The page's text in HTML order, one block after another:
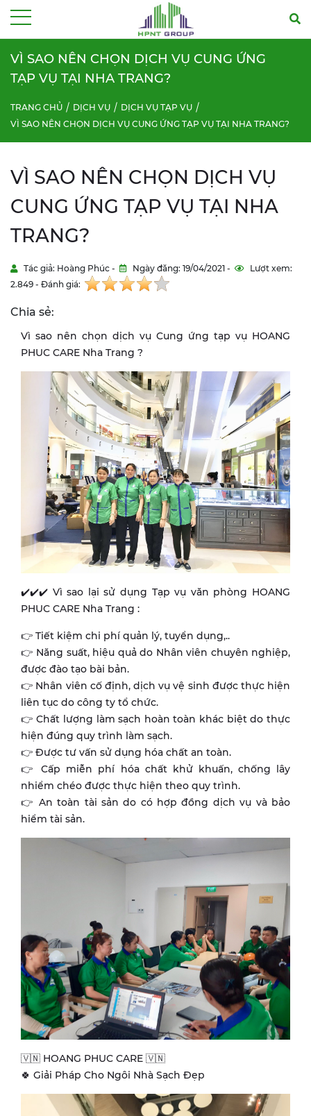
VÌ SAO NÊN CHỌN DỊCH VỤ CUNG ỨNG
TẠP VỤ TẠI NHA TRANG?
TRANG CHỦ DỊCH VỤ
DỊCH VỤ TẠP VỤ
VÌ SAO NÊN CHỌN DỊCH VỤ CUNG ỨNG TẠP VỤ TẠI NHA TRANG?
VÌ SAO NÊN CHỌN DỊCH VỤ
CUNG ỨNG TẠP VỤ TẠI NHA
TRANG?
Tác giả: Hoàng Phúc - Ngày đăng: 19/04/2021 -
Lượt xem:
2.849 - Đánh giá:
Chia sẻ:
Vì sao nên chọn dịch vụ Cung ứng tạp vụ HOANG
PHUC CARE Nha Trang ?
✔️✔️✔️ Vì sao lại sử dụng Tạp vụ văn phòng HOANG
PHUC CARE Nha Trang :
👉 Tiết kiệm chi phí quản lý, tuyển dụng,..
👉 Năng suất, hiệu quả do Nhân viên chuyên nghiệp,
được đào tạo bài bản.
👉 Nhân viên cố định, dịch vụ vệ sinh được thực hiện
liên tục do công ty tổ chức.
👉 Chất lượng làm sạch hoàn toàn khác biệt do thực
hiện đúng quy trình làm sạch.
👉 Được tư vấn sử dụng hóa chất an toàn.
👉 Cấp miễn phí hóa chất khử khuấn, chống lây
nhiểm chéo được thực hiện theo quy trình.
👉 An toàn tài sản do có hợp đồng dịch vụ và bảo
hiểm tài sản.
🇻🇳 HOANG PHUC CARE 🇻🇳
🍀 Giải Pháp Cho Ngôi Nhà Sạch Đẹp